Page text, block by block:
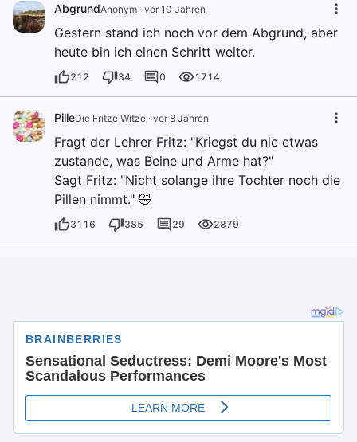
AbgrundAnonym · vor 10 Jahren
Gestern stand ich noch vor dem Abgrund, aber
heute bin ich einen Schritt weiter.
212 34 0 1714
PilleDie Fritze Witze · vor 8 Jahren
Fragt der Lehrer Fritz: "Kriegst du nie etwas
zustande, was Beine und Arme hat?"
Sagt Fritz: "Nicht solange ihre Tochter noch die
Pillen nimmt." 🤣
3116 385 29 2879